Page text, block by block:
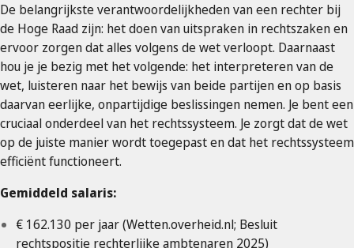
De belangrijkste verantwoordelijkheden van een rechter bij
de Hoge Raad zijn: het doen van uitspraken in rechtszaken en
ervoor zorgen dat alles volgens de wet verloopt. Daarnaast
hou je je bezig met het volgende: het interpreteren van de
wet, luisteren naar het bewijs van beide partijen en op basis
daarvan eerlijke, onpartijdige beslissingen nemen. Je bent een
cruciaal onderdeel van het rechtssysteem. Je zorgt dat de wet
op de juiste manier wordt toegepast en dat het rechtssysteem
efficiënt functioneert.
Gemiddeld salaris:
€ 162.130 per jaar (Wetten.overheid.nl; Besluit
rechtspositie rechterlijke ambtenaren 2025)